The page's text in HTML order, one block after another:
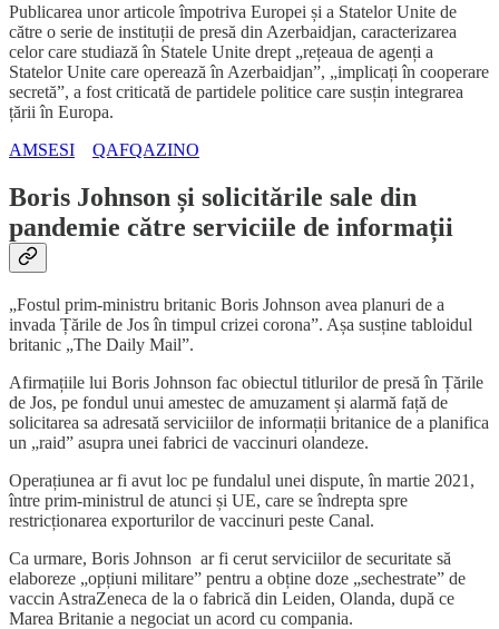
Publicarea unor articole împotriva Europei și a Statelor Unite de
către o serie de instituții de presă din Azerbaidjan, caracterizarea
celor care studiază în Statele Unite drept „rețeaua de agenți a
Statelor Unite care operează în Azerbaidjan”, „implicați în cooperare
secretă”, a fost criticată de partidele politice care susțin integrarea
țării în Europa.
AMSESI
QAFQAZINO
Boris Johnson și solicitările sale din
pandemie către serviciile de informații
„Fostul prim-ministru britanic Boris Johnson avea planuri de a
invada Țările de Jos în timpul crizei corona”. Așa susține tabloidul
britanic „The Daily Mail”.
Afirmațiile lui Boris Johnson fac obiectul titlurilor de presă în Țările
de Jos, pe fondul unui amestec de amuzament și alarmă față de
solicitarea sa adresată serviciilor de informații britanice de a planifica
un „raid” asupra unei fabrici de vaccinuri olandeze.
Operațiunea ar fi avut loc pe fundalul unei dispute, în martie 2021,
între prim-ministrul de atunci și UE, care se îndrepta spre
restricționarea exporturilor de vaccinuri peste Canal.
Ca urmare, Boris Johnson ar fi cerut serviciilor de securitate să
elaboreze „opțiuni militare” pentru a obține doze „sechestrate” de
vaccin AstraZeneca de la o fabrică din Leiden, Olanda, după ce
Marea Britanie a negociat un acord cu compania.